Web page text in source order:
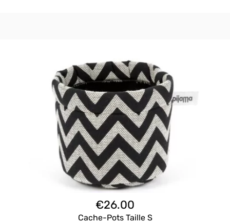
€26.00
Cache-Pots Taille S